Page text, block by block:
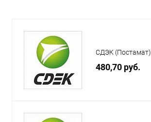
СДЭК (Постамат)
480,70 руб.